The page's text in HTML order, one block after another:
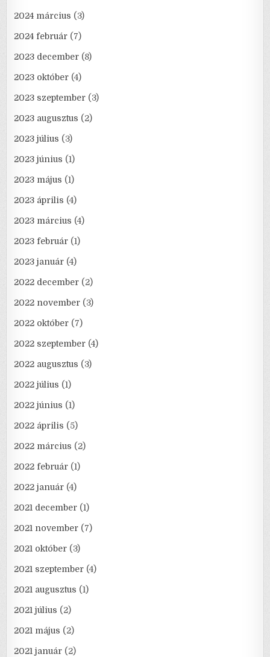
2024 március (3)
2024 február (7)
2023 december (8)
2023 október (4)
2023 szeptember (3)
2023 augusztus (2)
2023 július (3)
2023 június (1)
2023 május (1)
2023 április (4)
2023 március (4)
2023 február (1)
2023 január (4)
2022 december (2)
2022 november (3)
2022 október (7)
2022 szeptember (4)
2022 augusztus (3)
2022 július (1)
2022 június (1)
2022 április (5)
2022 március (2)
2022 február (1)
2022 január (4)
2021 december (1)
2021 november (7)
2021 október (3)
2021 szeptember (4)
2021 augusztus (1)
2021 július (2)
2021 május (2)
2021 január (2)